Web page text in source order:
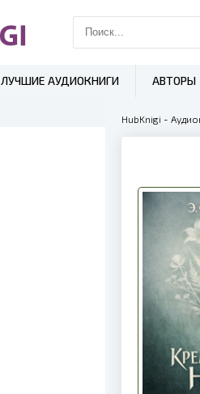
ЛУЧШИЕ АУДИОКНИГИ АВТОРЫ
HubKnigi -